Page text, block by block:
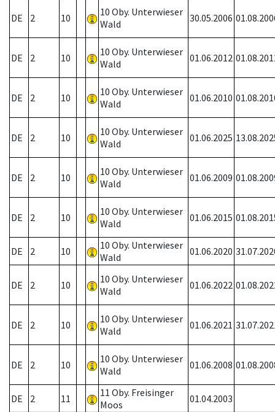
DE 2 10
10 Oby. Unterwieser
Wald
30.05.2006
DE 2 10
10 Oby. Unterwieser
Wald
01.06.2012
DE 2 10
10 Oby. Unterwieser
Wald
01.06.2010
DE 2 10
10 Oby. Unterwieser
Wald
01.06.2025
DE 2 10
10 Oby. Unterwieser
Wald
01.06.2009
DE 2 10
10 Oby. Unterwieser
Wald
01.06.2015
DE 2 10
10 Oby. Unterwieser
Wald
01.06.2020
DE 2 10
10 Oby. Unterwieser
Wald
01.06.2022
DE 2 10
10 Oby. Unterwieser
Wald
01.06.2021
DE 2 10
10 Oby. Unterwieser
Wald
01.06.2008
DE 2 11
11 Oby. Freisinger
Moos
01.04.2003